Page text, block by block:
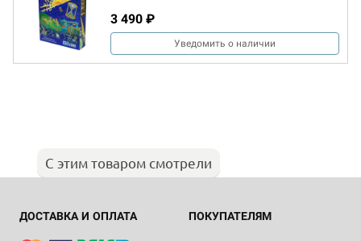
3 490 ₽
Уведомить о наличии
С этим товаром смотрели
ДОСТАВКА И ОПЛАТА ПОКУПАТЕЛЯМ